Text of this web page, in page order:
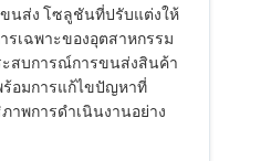
ขนส่ง โซลูชันที่ปรับแต่งให้
รเฉพาะของอุตสาหกรรม
ะสบการณ์การขนส่งสินค้า
อมการแก้ไขปัญหาที่
าพการดำเนินงานอย่าง